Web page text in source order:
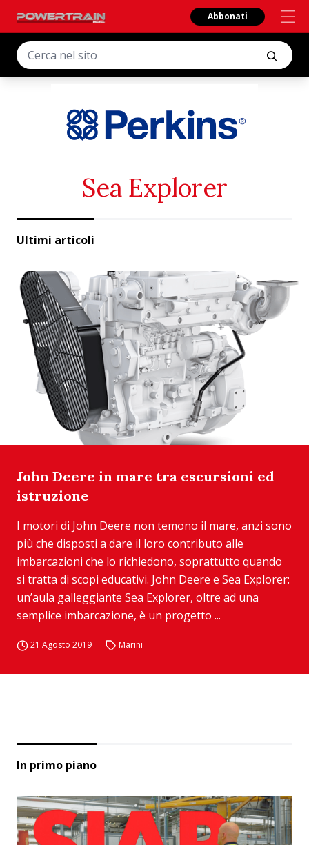
Abbonati
Sea Explorer
Ultimi articoli
John Deere in mare tra escursioni ed
istruzione
I motori di John Deere non temono il mare, anzi sono
più che disposti a dare il loro contributo alle
imbarcazioni che lo richiedono, soprattutto quando
si tratta di scopi educativi. John Deere e Sea Explorer:
un’aula galleggiante Sea Explorer, oltre ad una
semplice imbarcazione, è un progetto ...
21 Agosto 2019 Marini
In primo piano